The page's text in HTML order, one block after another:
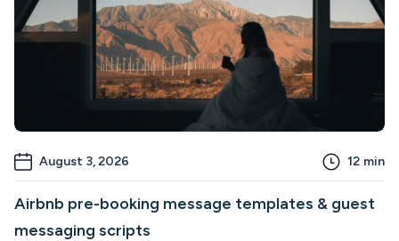
August 3, 2026 12 min
Airbnb pre-booking message templates & guest
messaging scripts